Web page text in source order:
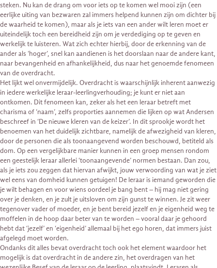
steken. Nu kan de drang om voor iets op te komen wel mooi zijn (een
eerlijke uiting van bezwaren zal immers helpend kunnen zijn om dichter bij
de waarheid te komen), maar als je iets van een ander wilt leren moet er
uiteindelijk toch een bereidheid zijn om je verdediging op te geven en
werkelijk te luisteren. Wat zich echter hierbij, door de erkenning van de
ander als ‘hoger’, snel kan aandienen is het doorslaan naar de andere kant,
naar bevangenheid en afhankelijkheid, dus naar het genoemde fenomeen
van de overdracht.
Het lijkt wel onvermijdelijk. Overdracht is waarschijnlijk inherent aanwezig
in iedere werkelijke leraar-leerlingverhouding; je kunt er niet aan
ontkomen. Dit fenomeen kan, zeker als het een leraar betreft met
charisma of ‘naam’, zelfs proporties aannemen die lijken op wat Andersen
beschreef in ‘De nieuwe kleren van de keizer’. In dit sprookje wordt het
benoemen van het duidelijk zichtbare, namelijk de afwezigheid van kleren,
door de personen die als toonaangevend worden beschouwd, betiteld als
dom. Op een vergelijkbare manier kunnen in een groep mensen rondom
een geestelijk leraar allerlei ‘toonaangevende’ normen bestaan. Dan zou,
als je iets zou zeggen dat hiervan afwijkt, jouw verwoording van wat je ziet
wel eens van domheid kunnen getuigen! De leraar is iemand geworden die
je wilt behagen en voor wiens oordeel je bang bent – hij mag niet gering
over je denken, en je zult je uitsloven om zijn gunst te winnen. Je zit weer
tegenover vader of moeder, en je bent bereid jezelf en je eigenheid weg te
moffelen in de hoop daar beter van te worden – vooral daar je gehoord
hebt dat ‘jezelf’ en ‘eigenheid’ allemaal bij het ego horen, dat immers juist
afgelegd moet worden.
Ondanks dit alles bevat overdracht toch ook het element waardoor het
mogelijk is dat overdracht in de andere zin, het overdragen van het